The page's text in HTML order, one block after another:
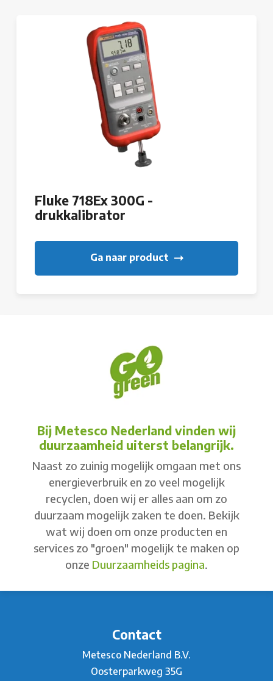
Fluke 718Ex 300G -
drukkalibrator
Ga naar product
Bij Metesco Nederland vinden wij
duurzaamheid uiterst belangrijk.
Naast zo zuinig mogelijk omgaan met ons
energieverbruik en zo veel mogelijk
recyclen, doen wij er alles aan om zo
duurzaam mogelijk zaken te doen. Bekijk
wat wij doen om onze producten en
services zo "groen" mogelijk te maken op
onze Duurzaamheids pagina.
Contact
Metesco Nederland B.V.
Oosterparkweg 35G